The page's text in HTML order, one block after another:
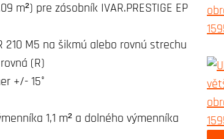
m²) pre zásobník IVAR.PRESTIGE EP
210 M5 na šikmú alebo rovnú strechu
(R)
+/- 15°
1,1 m² a dolného výmenníka